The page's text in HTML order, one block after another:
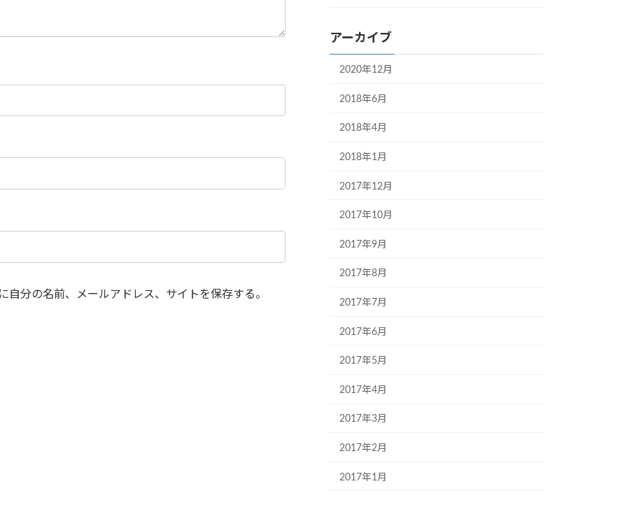
分の名前、メールアドレス、サイトを保存する。
アーカイブ
2020年12月
2018年6月
2018年4月
2018年1月
2017年12月
2017年10月
2017年9月
2017年8月
2017年7月
2017年6月
2017年5月
2017年4月
2017年3月
2017年2月
2017年1月